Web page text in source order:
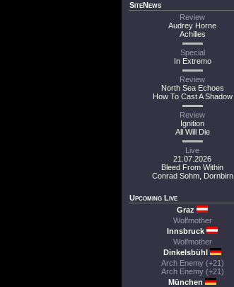
SiteNews
Review
Audrey Horne
Achilles
Special
In Extremo
Review
North Sea Echoes
How To Cast A Shadow
Review
Ignition
All Will Die
Live
21.07.2026
Bleed From Within
Conrad Sohm, Dornbirn
Upcoming Live
Graz
Wolfmother
Innsbruck
Wolfmother
Dinkelsbühl
Arch Enemy (+21)
Arch Enemy (+21)
München